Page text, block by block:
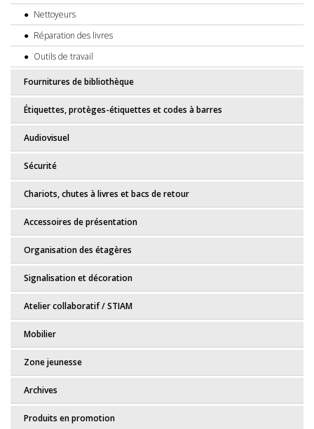
Nettoyeurs
Réparation des livres
Outils de travail
Fournitures de bibliothèque
Étiquettes, protèges-étiquettes et codes à barres
Audiovisuel
Sécurité
Chariots, chutes à livres et bacs de retour
Accessoires de présentation
Organisation des étagères
Signalisation et décoration
Atelier collaboratif / STIAM
Mobilier
Zone jeunesse
Archives
Produits en promotion